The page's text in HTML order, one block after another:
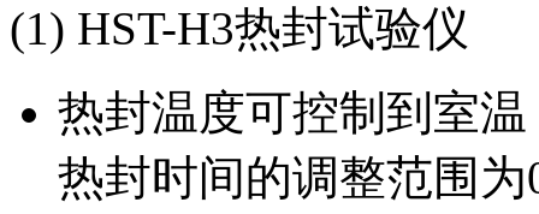
(1) HST-H3热封试验仪
热封温度可控制到室
热封时间的调整范围为